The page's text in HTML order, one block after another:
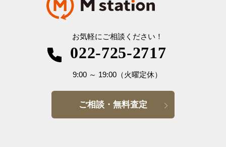
お気軽にご相談ください！
022-725-2717
9:00～ 19:00（火曜定休）
ご相談・無料査定